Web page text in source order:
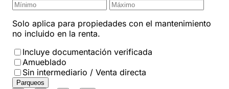
Solo aplica para propiedades con el mantenimiento
no incluido en la renta.
Incluye documentación verificada
Amueblado
Sin intermediario / Venta directa
Parqueos